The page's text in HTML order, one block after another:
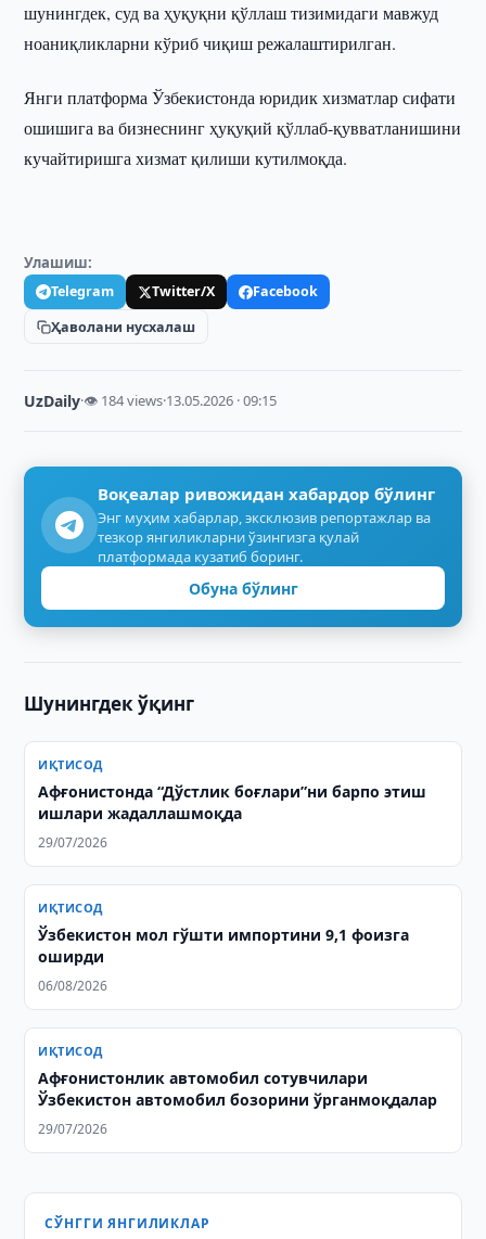
шунингдек, суд ва ҳуқуқни қўллаш тизимидаги мавжуд
ноаниқликларни кўриб чиқиш режалаштирилган.
Янги платформа Ўзбекистонда юридик хизматлар сифати
ошишига ва бизнеснинг ҳуқуқий қўллаб-қувватланишини
кучайтиришга хизмат қилиши кутилмоқда.
Улашиш:
Telegram Twitter/X
Facebook
Ҳаволани нусхалаш
UzDaily·👁 184 views·13.05.2026 · 09:15
Воқеалар ривожидан хабардор бўлинг
Энг муҳим хабарлар, эксклюзив репортажлар ва
тезкор янгиликларни ўзингизга қулай
платформада кузатиб боринг.
Обуна бўлинг
Шунингдек ўқинг
ИҚТИСОД
Афғонистонда “Дўстлик боғлари”ни барпо этиш
ишлари жадаллашмоқда
29/07/2026
ИҚТИСОД
Ўзбекистон мол гўшти импортини 9,1 фоизга
оширди
06/08/2026
ИҚТИСОД
Афғонистонлик автомобил сотувчилари
Ўзбекистон автомобил бозорини ўрганмоқдалар
29/07/2026
СЎНГГИ ЯНГИЛИКЛАР